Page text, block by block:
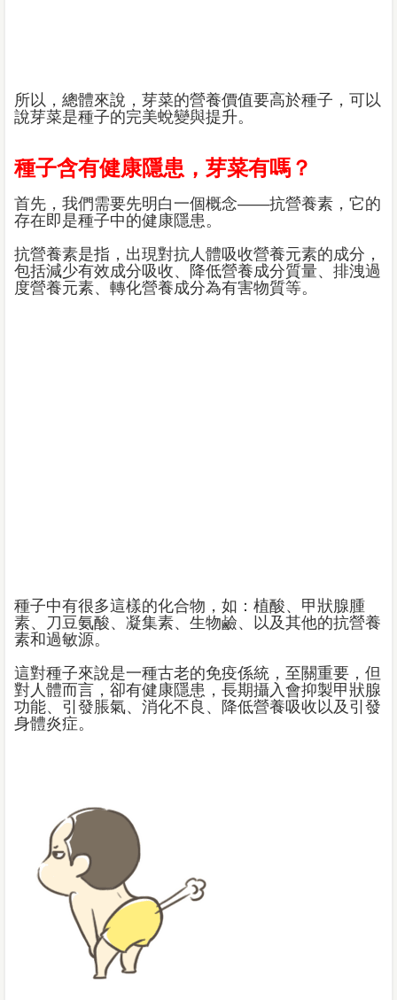
所以，總體來說，芽菜的營養價值要高於種子，可以
說芽菜是種子的完美蛻變與提升。
種子含有健康隱患，芽菜有嗎？
首先，我們需要先明白一個概念——抗營養素，它的
存在即是種子中的健康隱患。
抗營養素是指，出現對抗人體吸收營養元素的成分，
包括減少有效成分吸收、降低營養成分質量、排洩過
度營養元素、轉化營養成分為有害物質等。
種子中有很多這樣的化合物，如：植酸、甲狀腺腫
素、刀豆氨酸、凝集素、生物鹼、以及其他的抗營養
素和過敏源。
這對種子來說是一種古老的免疫係統，至關重要，但
對人體而言，卻有健康隱患，長期攝入會抑製甲狀腺
功能、引發脹氣、消化不良、降低營養吸收以及引發
身體炎症。